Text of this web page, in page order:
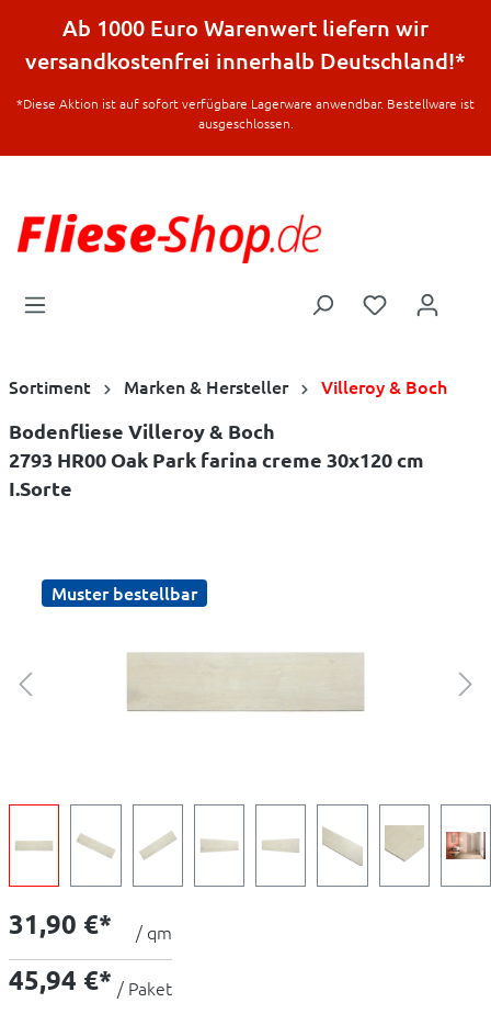
springen
Ab 1000 Euro Warenwert liefern wir
versandkostenfrei innerhalb Deutschland!*
*Diese Aktion ist auf sofort verfügbare Lagerware anwendbar. Bestellware ist
ausgeschlossen.
Sortiment Marken & Hersteller Villeroy & Boch
Bodenfliese Villeroy & Boch
2793 HR00 Oak Park farina creme 30x120 cm
I.Sorte
Muster bestellbar
31,90 €* / qm
45,94 €* / Paket